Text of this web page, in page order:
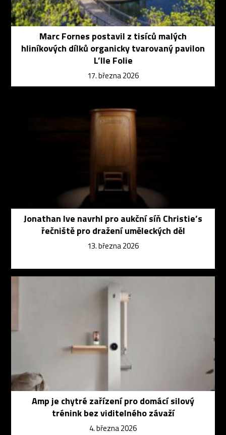
Marc Fornes postavil z tisíců malých
hliníkových dílků organicky tvarovaný pavilon
L’Ile Folie
17. března 2026
Jonathan Ive navrhl pro aukční síň Christie’s
řečniště pro dražení uměleckých děl
13. března 2026
Amp je chytré zařízení pro domácí silový
trénink bez viditelného závaží
4. března 2026